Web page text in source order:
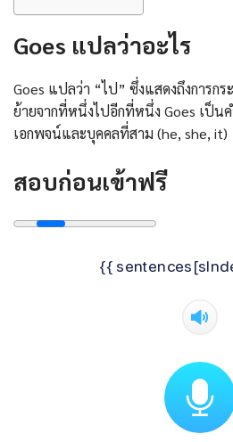
Goes แปลว่าอะไร
Goes แปลว่า “ไป” ซึ่งแสดงถึงการก
ย้ายจากที่หนึ่งไปอีกที่หนึ่ง Goes เป็น
เอกพจน์และบุคคลที่สาม (he, she, it)
สอบก่อนเข้าฟรี
{{